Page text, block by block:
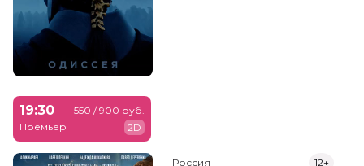
19:30
Премьер
550 / 900 руб.
2D
Россия 12+